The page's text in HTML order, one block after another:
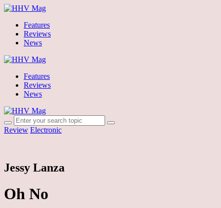
Features
Reviews
News
Features
Reviews
News
Review Electronic
Jessy Lanza
Oh No